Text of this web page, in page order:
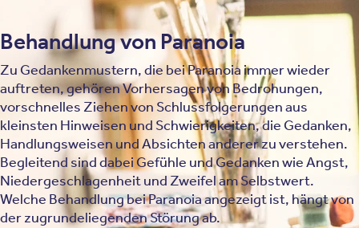
Behandlung von Paranoia
Zu Gedankenmustern, die bei Paranoia immer wieder
auftreten, gehören Vorhersagen von Bedrohungen,
vorschnelles Ziehen von Schlussfolgerungen aus
kleinsten Hinweisen und Schwierigkeiten, die Gedanken,
Handlungsweisen und Absichten anderer zu verstehen.
Begleitend sind dabei Gefühle und Gedanken wie Angst,
Niedergeschlagenheit und Zweifel am Selbstwert.
Welche Behandlung bei Paranoia angezeigt ist, hängt von
der zugrundeliegenden Störung ab.